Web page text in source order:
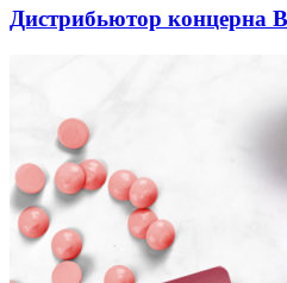
Дистрибьютор концерна